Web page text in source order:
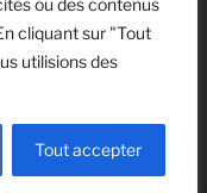
ou des contenus
cliquant sur "Tout
utilisions des
Tout accepter